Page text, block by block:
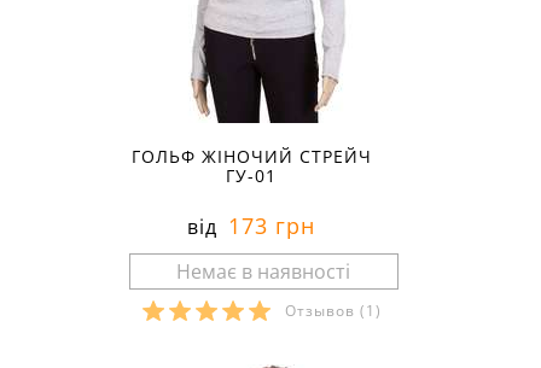
ГОЛЬФ ЖІНОЧИЙ СТРЕЙЧ
ГУ-01
від 173 грн
Отзывов (1)